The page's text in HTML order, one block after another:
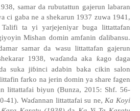
samar da rubutattun gajerun labaran
ci gaba ne a shekarun 1937 zuwa 1941,
ta yi yarjejeniyar buga littattafan
Mishan domin amfaninɗalibansu.
samar da wasu littattafan gajerun
1938, waɗanda aka ƙago daga
suka jiɓinci adabin baka cikin salon
farko na jerin domin ya share fagen
littattafai biyun (Bunza, 2015: Shf. 56-
41). Waɗannan littattafai su ne, Ka Koyi